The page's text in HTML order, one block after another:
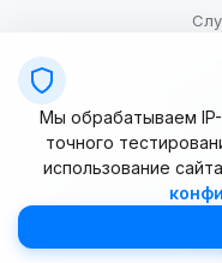
© 2025–2026
Мы обрабатываем
точного
использование